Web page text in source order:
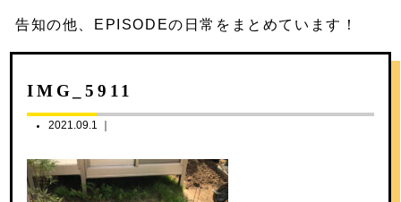
告知の他、EPISODEの日常をまとめています！
IMG_5911
2021.09.1 ｜